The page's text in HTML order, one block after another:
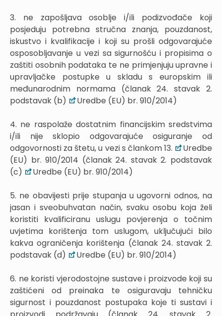
3. ne zapošljava osoblje i/ili podizvođače koji
posjeduju potrebna stručna znanja, pouzdanost,
iskustvo i kvalifikacije i koji su prošli odgovarajuće
osposobljavanje u vezi sa sigurnošću i propisima o
zaštiti osobnih podataka te ne primjenjuju upravne i
upravljačke postupke u skladu s europskim ili
međunarodnim normama (članak 24. stavak 2.
podstavak (b)
Uredbe (EU) br. 910/2014)
4. ne raspolaže dostatnim financijskim sredstvima
i/ili nije sklopio odgovarajuće osiguranje od
odgovornosti za štetu, u vezi s člankom 13.
Uredbe
(EU) br. 910/2014 (članak 24. stavak 2. podstavak
(c)
Uredbe (EU) br. 910/2014)
5. ne obavijesti prije stupanja u ugovorni odnos, na
jasan i sveobuhvatan način, svaku osobu koja želi
koristiti kvalificiranu uslugu povjerenja o točnim
uvjetima korištenja tom uslugom, uključujući bilo
kakva ograničenja korištenja (članak 24. stavak 2.
podstavak (d)
Uredbe (EU) br. 910/2014)
6. ne koristi vjerodostojne sustave i proizvode koji su
zaštićeni od preinaka te osiguravaju tehničku
sigurnost i pouzdanost postupaka koje ti sustavi i